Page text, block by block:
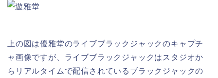
上の図は優雅堂のライブブラックジャックのキャプチ
ャ画像ですが、ライブブラックジャックはスタジオか
らリアルタイムで配信されているブラックジャックの